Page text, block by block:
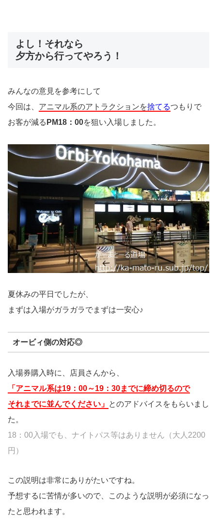
よし！それなら
夕方から行ってやろう！
みんなの意見を参考にして
今回は、 アニマル系のアトラクションを捨てるつもりで
お客が減る PM18：00を狙い入場しました。
夏休みの平日でしたが、
まずは入場がガラガラでまずは一安心♪
オービィ側の対応◎
入場券購入時に、店員さんから、
「アニマル系は19：00～19：30までに締め切るので
それまでに並んでください」 とのアドバイスをもらいまし
た。
18：00入場でも、ナイトパス等はありません（大人2200
円）
この説明は非常にありがたいですね。
予想するに苦情が多いので、このような説明が必須になっ
たと思われます。